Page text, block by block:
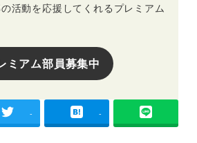
活動を応援してくれるプレミアム
ミアム部員募集中
- -